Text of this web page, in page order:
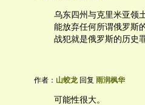
乌东四州与克里米亚领
能放弃任何所谓俄罗斯
战犯就是俄罗斯的历史
作者： 山蛟龙回复 雨润枫华
可能性很大。